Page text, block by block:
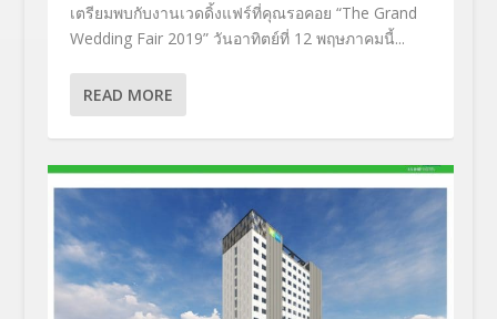
เตรียมพบกับงานเวดดิ้งแฟร์ที่คุณรอคอย “The Grand
Wedding Fair 2019” วันอาทิตย์ที่ 12 พฤษภาคมนี้...
READ MORE